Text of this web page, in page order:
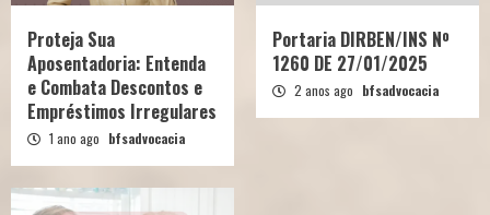
Proteja Sua
Aposentadoria: Entenda
e Combata Descontos e
Empréstimos Irregulares
1 ano ago bfsadvocacia
Portaria DIRBEN/INS Nº
1260 DE 27/01/2025
2 anos ago bfsadvocacia